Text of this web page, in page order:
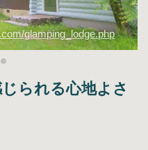
glamping_lodge.php
られる心地よさ